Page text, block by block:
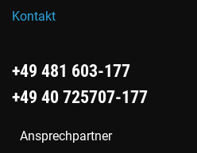
Kontakt
+49 481 603-177
+49 40 725707-177
Ansprechpartner